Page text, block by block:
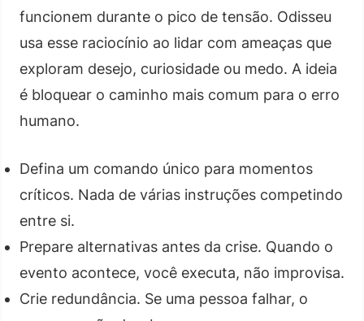
funcionem durante o pico de tensão. Odisseu
usa esse raciocínio ao lidar com ameaças que
exploram desejo, curiosidade ou medo. A ideia
é bloquear o caminho mais comum para o erro
humano.
Defina um comando único para momentos
críticos. Nada de várias instruções competindo
entre si.
Prepare alternativas antes da crise. Quando o
evento acontece, você executa, não improvisa.
Crie redundância. Se uma pessoa falhar, o